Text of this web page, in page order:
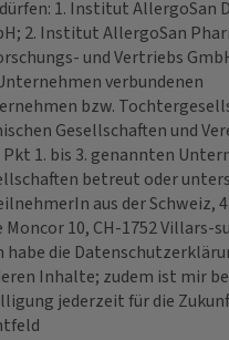
1. Institut AllergoSan
2. Institut AllergoSan
und Vertriebs
verbundenen
bzw.
Gesellschaften und
1. bis 3. genannten
betreut oder
aus der Schweiz,
Moncor 10, CH-1752 Villars-
habe die
Inhalte; zudem ist mir
jederzeit für die